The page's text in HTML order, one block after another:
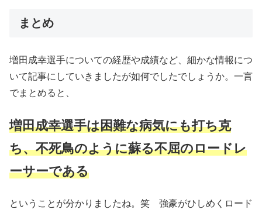
まとめ
増田成幸選手についての経歴や成績など、細かな情報につ
いて記事にしていきましたが如何でしたでしょうか。一言
でまとめると、
増田成幸選手は困難な病気にも打ち克
ち、不死鳥のように蘇る不屈のロードレ
ーサーである
ということが分かりましたね。笑 強豪がひしめくロード